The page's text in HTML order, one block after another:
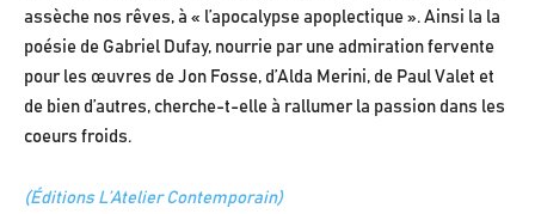
assèche nos rêves, à « l’apocalypse apoplectique ». Ainsi la la
poésie de Gabriel Dufay, nourrie par une admiration fervente
pour les œuvres de Jon Fosse, d’Alda Merini, de Paul Valet et
de bien d’autres, cherche-t-elle à rallumer la passion dans les
coeurs froids.
(Éditions L’Atelier Contemporain)